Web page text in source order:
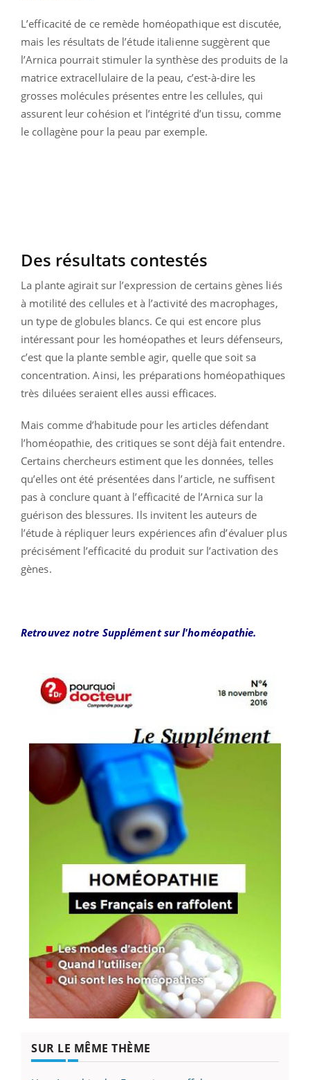
L’efficacité de ce remède homéopathique est discutée,
mais les résultats de l’étude italienne suggèrent que
l’Arnica pourrait stimuler la synthèse des produits de la
matrice extracellulaire de la peau, c’est-à-dire les
grosses molécules présentes entre les cellules, qui
assurent leur cohésion et l’intégrité d’un tissu, comme
le collagène pour la peau par exemple.
Des résultats contestés
La plante agirait sur l’expression de certains gènes liés
à motilité des cellules et à l’activité des macrophages,
un type de globules blancs. Ce qui est encore plus
intéressant pour les homéopathes et leurs défenseurs,
c’est que la plante semble agir, quelle que soit sa
concentration. Ainsi, les préparations homéopathiques
très diluées seraient elles aussi efficaces.
Mais comme d’habitude pour les articles défendant
l’homéopathie, des critiques se sont déjà fait entendre.
Certains chercheurs estiment que les données, telles
qu’elles ont été présentées dans l’article, ne suffisent
pas à conclure quant à l’efficacité de l’Arnica sur la
guérison des blessures. Ils invitent les auteurs de
l’étude à répliquer leurs expériences afin d’évaluer plus
précisément l’efficacité du produit sur l’activation des
gènes.
Retrouvez notre Supplément sur l'homéopathie.
SUR LE MÊME THÈME